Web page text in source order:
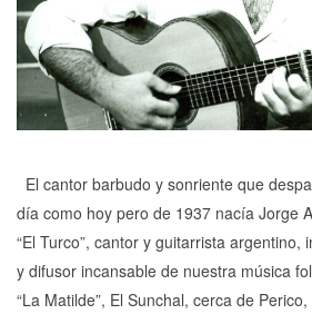
El cantor barbudo y sonriente que
día como hoy pero de 1937 nacía Jorge
“El Turco”, cantor y guitarrista argentino,
y difusor incansable de nuestra música
“La Matilde”, El Sunchal, cerca de